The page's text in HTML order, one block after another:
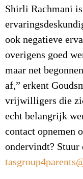
Shirli Rachmani
ook negatieve
overigens goed
maar net
af,” erkent
vrijwilligers die
echt belangrijk
contact opnemen
ondervindt? Stuur